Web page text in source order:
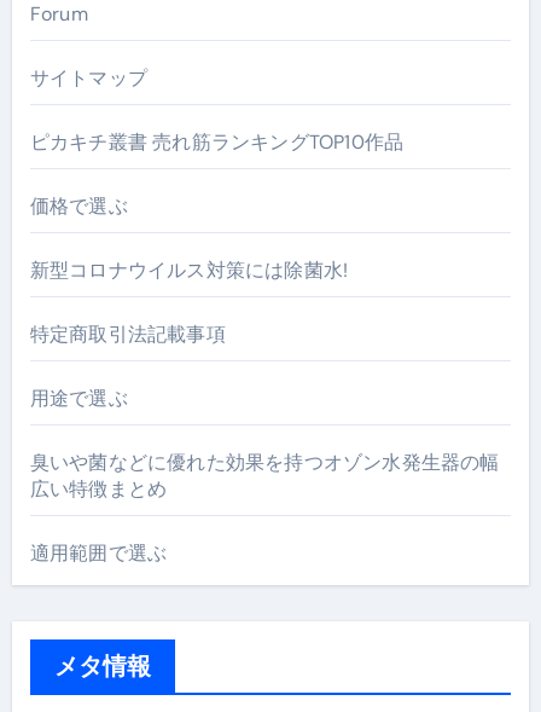
Forum
サイトマップ
ピカキチ叢書 売れ筋ランキングTOP10作品
価格で選ぶ
新型コロナウイルス対策には除菌水!
特定商取引法記載事項
用途で選ぶ
臭いや菌などに優れた効果を持つオゾン水発生器の幅
広い特徴まとめ
適用範囲で選ぶ
メタ情報